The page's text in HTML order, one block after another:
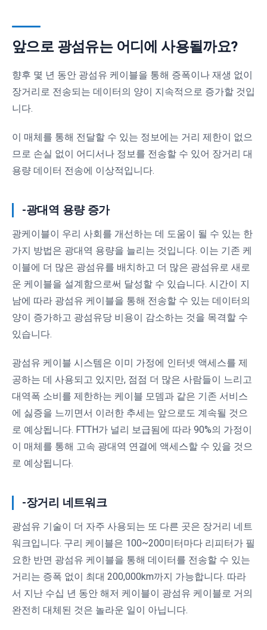
앞으로 광섬유는 어디에 사용될까요?
향후 몇 년 동안 광섬유 케이블을 통해 증폭이나 재생 없이
장거리로 전송되는 데이터의 양이 지속적으로 증가할 것입
니다.
이 매체를 통해 전달할 수 있는 정보에는 거리 제한이 없으
므로 손실 없이 어디서나 정보를 전송할 수 있어 장거리 대
용량 데이터 전송에 이상적입니다.
-광대역 용량 증가
광케이블이 우리 사회를 개선하는 데 도움이 될 수 있는 한
가지 방법은 광대역 용량을 늘리는 것입니다. 이는 기존 케
이블에 더 많은 광섬유를 배치하고 더 많은 광섬유로 새로
운 케이블을 설계함으로써 달성할 수 있습니다. 시간이 지
남에 따라 광섬유 케이블을 통해 전송할 수 있는 데이터의
양이 증가하고 광섬유당 비용이 감소하는 것을 목격할 수
있습니다.
광섬유 케이블 시스템은 이미 가정에 인터넷 액세스를 제
공하는 데 사용되고 있지만, 점점 더 많은 사람들이 느리고
대역폭 소비를 제한하는 케이블 모뎀과 같은 기존 서비스
에 싫증을 느끼면서 이러한 추세는 앞으로도 계속될 것으
로 예상됩니다. FTTH가 널리 보급됨에 따라 90%의 가정이
이 매체를 통해 고속 광대역 연결에 액세스할 수 있을 것으
로 예상됩니다.
-장거리 네트워크
광섬유 기술이 더 자주 사용되는 또 다른 곳은 장거리 네트
워크입니다. 구리 케이블은 100~200미터마다 리피터가 필
요한 반면 광섬유 케이블을 통해 데이터를 전송할 수 있는
거리는 증폭 없이 최대 200,000km까지 가능합니다. 따라
서 지난 수십 년 동안 해저 케이블이 광섬유 케이블로 거의
완전히 대체된 것은 놀라운 일이 아닙니다.